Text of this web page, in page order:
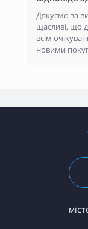
Дякуємо за
щасливі, що
всім
новими